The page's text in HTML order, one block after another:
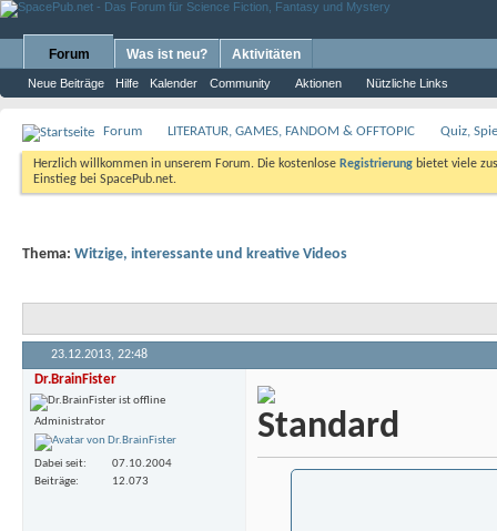
Forum
Neue Beiträge Hilfe Kalender Community Aktionen Nützliche Links
Was ist neu? Aktivitäten
Forum LITERATUR, GAMES, FANDOM & OFFTOPIC Quiz,
Herzlich willkommen in unserem Forum. Die kostenlose Registrierung bietet viele
Einstieg bei SpacePub.net.
Thema: Witzige, interessante und kreative Videos
23.12.2013, 22:48
Dr.BrainFister
Administrator
Dabei seit
07.10.2004
Beiträge
12.073